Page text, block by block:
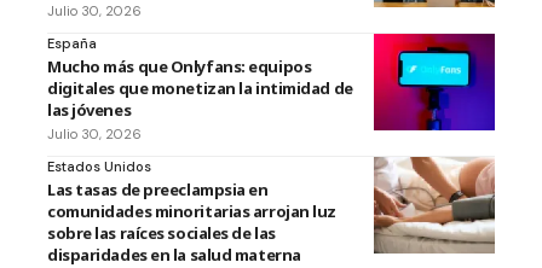
Julio 30, 2026
España
Mucho más que Onlyfans: equipos
digitales que monetizan la intimidad de
las jóvenes
Julio 30, 2026
Estados Unidos
Las tasas de preeclampsia en
comunidades minoritarias arrojan luz
sobre las raíces sociales de las
disparidades en la salud materna